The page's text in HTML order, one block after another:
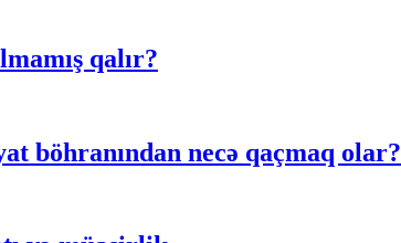
qalır?
böhranından necə qaçmaq olar?